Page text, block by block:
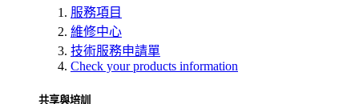
服務項目
維修中心
技術服務申請單
Check your products information
共享與培訓